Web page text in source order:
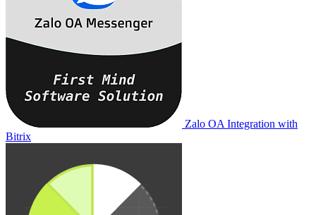
Zalo OA Integration with
Bitrix